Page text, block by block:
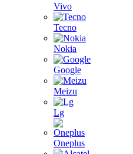
Vivo
Tecno
Nokia
Google
Meizu
Lg
Oneplus